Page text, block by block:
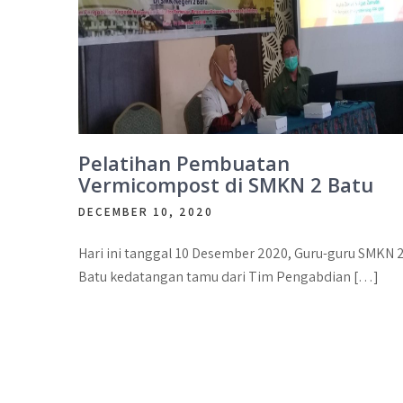
Pelatihan Pembuatan
Vermicompost di SMKN 2 Batu
DECEMBER 10, 2020
Hari ini tanggal 10 Desember 2020, Guru-guru SMKN
Batu kedatangan tamu dari Tim Pengabdian […]